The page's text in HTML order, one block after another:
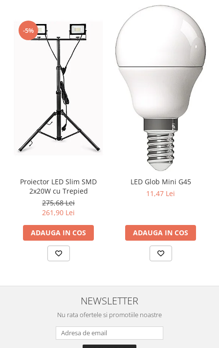
-5%
Proiector LED Slim SMD
2x20W cu Trepied
275,68 Lei
261,90 Lei
ADAUGA IN COS
LED Glob Mini G45
11,47 Lei
ADAUGA IN COS
NEWSLETTER
Nu rata ofertele si promotiile noastre